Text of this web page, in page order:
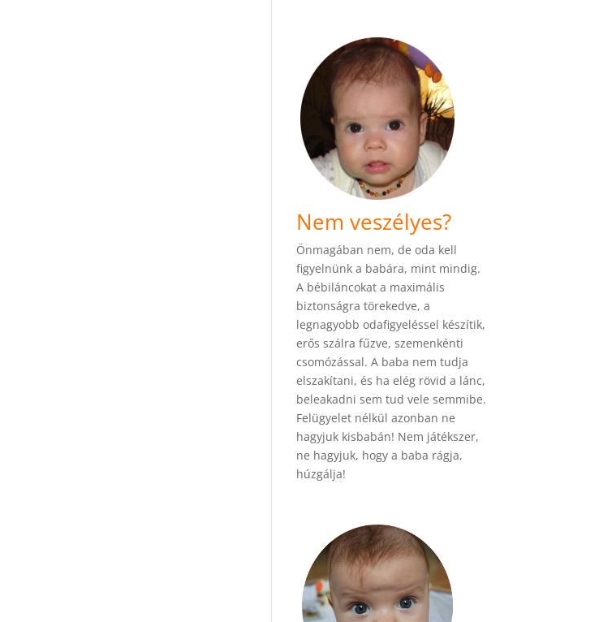
Nem veszélyes?
Önmagában nem, de oda kell
figyelnünk a babára, mint mindig.
A bébiláncokat a maximális
biztonságra törekedve, a
legnagyobb odafigyeléssel készítik,
erős szálra fűzve, szemenkénti
csomózással. A baba nem tudja
elszakítani, és ha elég rövid a lánc,
beleakadni sem tud vele semmibe.
Felügyelet nélkül azonban ne
hagyjuk kisbabán! Nem játékszer,
ne hagyjuk, hogy a baba rágja,
húzgálja!